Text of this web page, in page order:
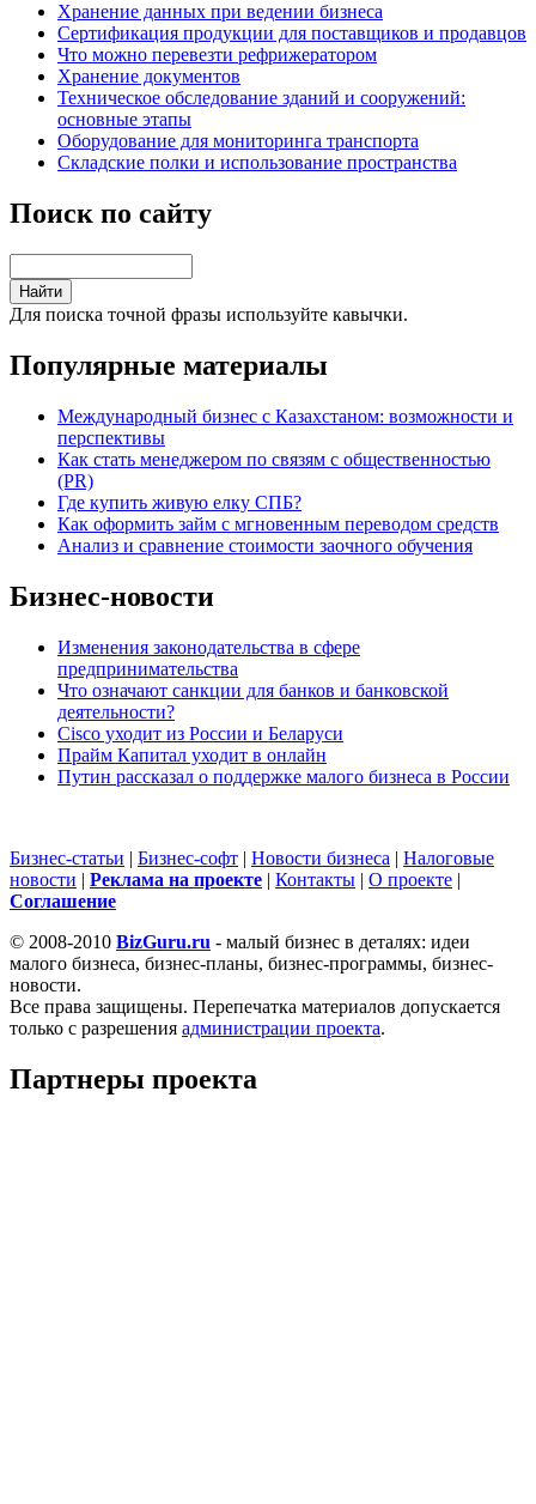
Хранение данных при ведении бизнеса
Сертификация продукции для поставщиков и продавцов
Что можно перевезти рефрижератором
Хранение документов
Техническое обследование зданий и сооружений:
основные этапы
Оборудование для мониторинга транспорта
Складские полки и использование пространства
Поиск по сайту
Для поиска точной фразы используйте кавычки.
Популярные материалы
Международный бизнес с Казахстаном: возможности и
перспективы
Как стать менеджером по связям с общественностью
(PR)
Где купить живую елку СПБ?
Как оформить займ с мгновенным переводом средств
Анализ и сравнение стоимости заочного обучения
Бизнес-новости
Изменения законодательства в сфере
предпринимательства
Что означают санкции для банков и банковской
деятельности?
Cisco уходит из России и Беларуси
Прайм Капитал уходит в онлайн
Путин рассказал о поддержке малого бизнеса в России
Бизнес-статьи | Бизнес-софт | Новости бизнеса | Налоговые
новости | Реклама на проекте | Контакты | О проекте |
Cоглашение
© 2008-2010 BizGuru.ru - малый бизнес в деталях: идеи
малого бизнеса, бизнес-планы, бизнес-программы, бизнес-
новости.
Все права защищены. Перепечатка материалов допускается
только с разрешения администрации проекта.
Партнеры проекта